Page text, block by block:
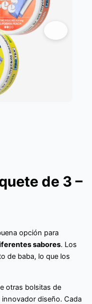
de 3 –
opción para
sabores. Los
de baba, lo que los
otras bolsitas de
diseño. Cada